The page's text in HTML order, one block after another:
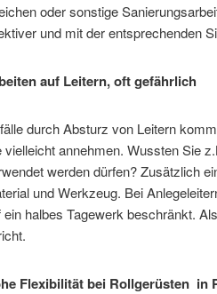
oder sonstige
und mit der entsprechenden
auf Leitern, oft gefährlich
durch Absturz von Leitern
vielleicht annehmen. Wussten Sie
werden dürfen? Zusätzlich
und Werkzeug. Bei
ein halbes Tagewerk beschränkt.
Flexibilität bei Rollgerüsten in